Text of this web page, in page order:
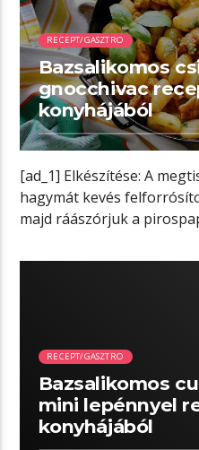
RECEPT/GASZTRO
Bazsalikomos
gnocchivac
konyhájából
[ad_1] Elkészítése: A
hagymát kevés
majd ráászórjuk a
RECEPT/GASZTRO
Bazsalikomos
mini lepénnyel
konyhájából